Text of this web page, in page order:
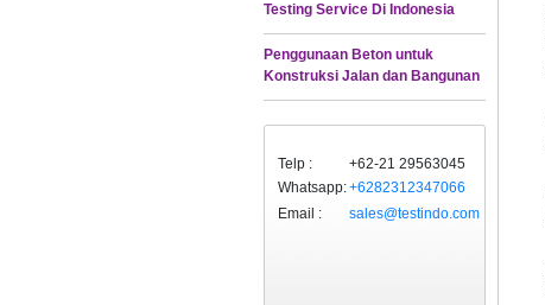
Testing Service Di Indonesia
Penggunaan Beton untuk
Konstruksi Jalan dan Bangunan
Telp :
+62-21 29563045
Whatsapp:+6282312347066
Email :
sales@testindo.com